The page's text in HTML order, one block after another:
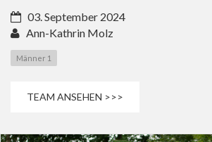
03. September 2024
Ann-Kathrin Molz
Männer 1
TEAM ANSEHEN >>>